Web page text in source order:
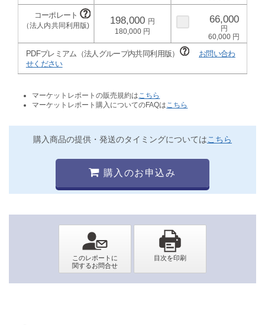
198,000
180,000
66,000
60,000
PDFプレミアム（法人グループ内共同利用版）
お問い合わ
せください
マーケットレポートの販売規約は こちら
マーケットレポート購入についてのFAQは こちら
購入商品の提供・発送のタイミングについてはこちら
購入のお申込み